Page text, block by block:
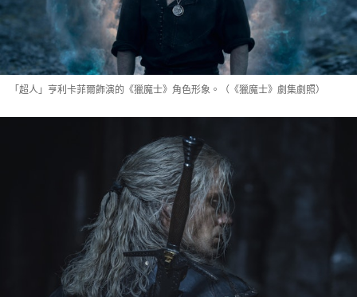
「超人」亨利卡菲爾飾演的《獵魔士》角色形象。（《獵魔士》劇集劇照）